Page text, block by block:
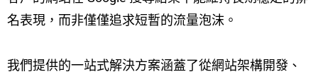
名表現，而非僅僅追求短暫的流量泡沫。
我們提供的一站式解決方案涵蓋了從網站架構開發、